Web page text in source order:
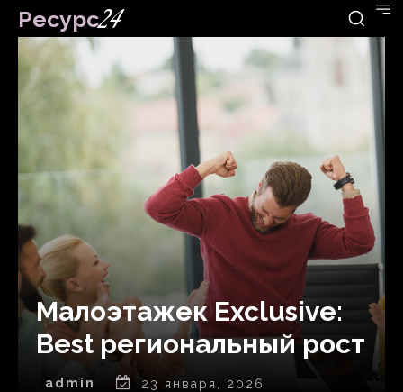
Ресурс24
Малоэтажек Exclusive:
Best региональный рост
admin 23 января, 2026